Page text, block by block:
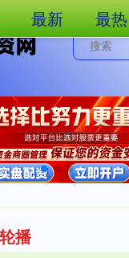
播
最新 最热